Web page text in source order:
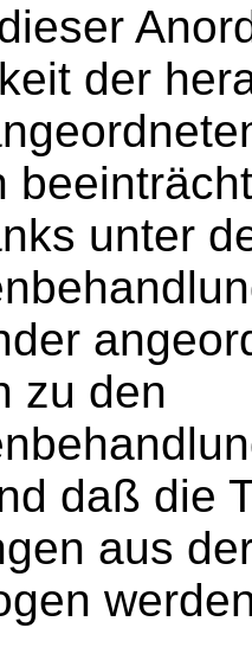
der
unter
zu den
daß die
aus